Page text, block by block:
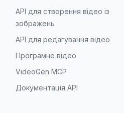
API для створення відео із
зображень
API для редагування відео
Програмне відео
VideoGen MCP
Документація API